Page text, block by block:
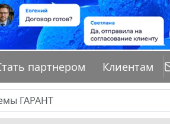
партнером Клиентам